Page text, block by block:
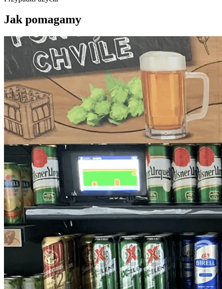
Jak pomagamy